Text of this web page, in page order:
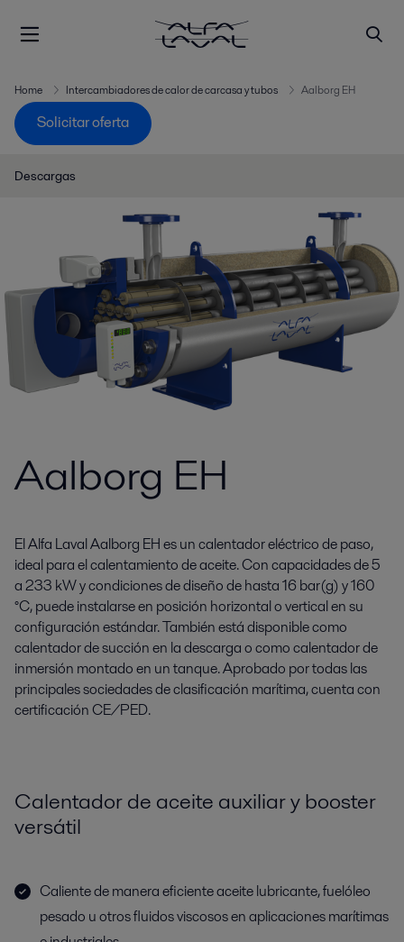
Home Intercambiadores de calor de carcasa y tubos Aalborg EH
Solicitar oferta
Descargas
Aalborg EH
El Alfa Laval Aalborg EH es un calentador eléctrico de paso,
ideal para el calentamiento de aceite. Con capacidades de 5
a 233 kW y condiciones de diseño de hasta 16 bar(g) y 160
°C, puede instalarse en posición horizontal o vertical en su
configuración estándar. También está disponible como
calentador de succión en la descarga o como calentador de
inmersión montado en un tanque. Aprobado por todas las
principales sociedades de clasificación marítima, cuenta con
certificación CE/PED.
Calentador de aceite auxiliar y booster
versátil
Caliente de manera eficiente aceite lubricante, fuelóleo
pesado u otros fluidos viscosos en aplicaciones marítimas